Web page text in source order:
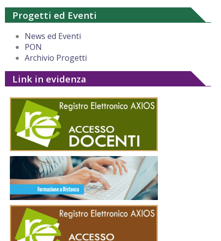
Progetti ed Eventi
News ed Eventi
PON
Archivio Progetti
Link in evidenza